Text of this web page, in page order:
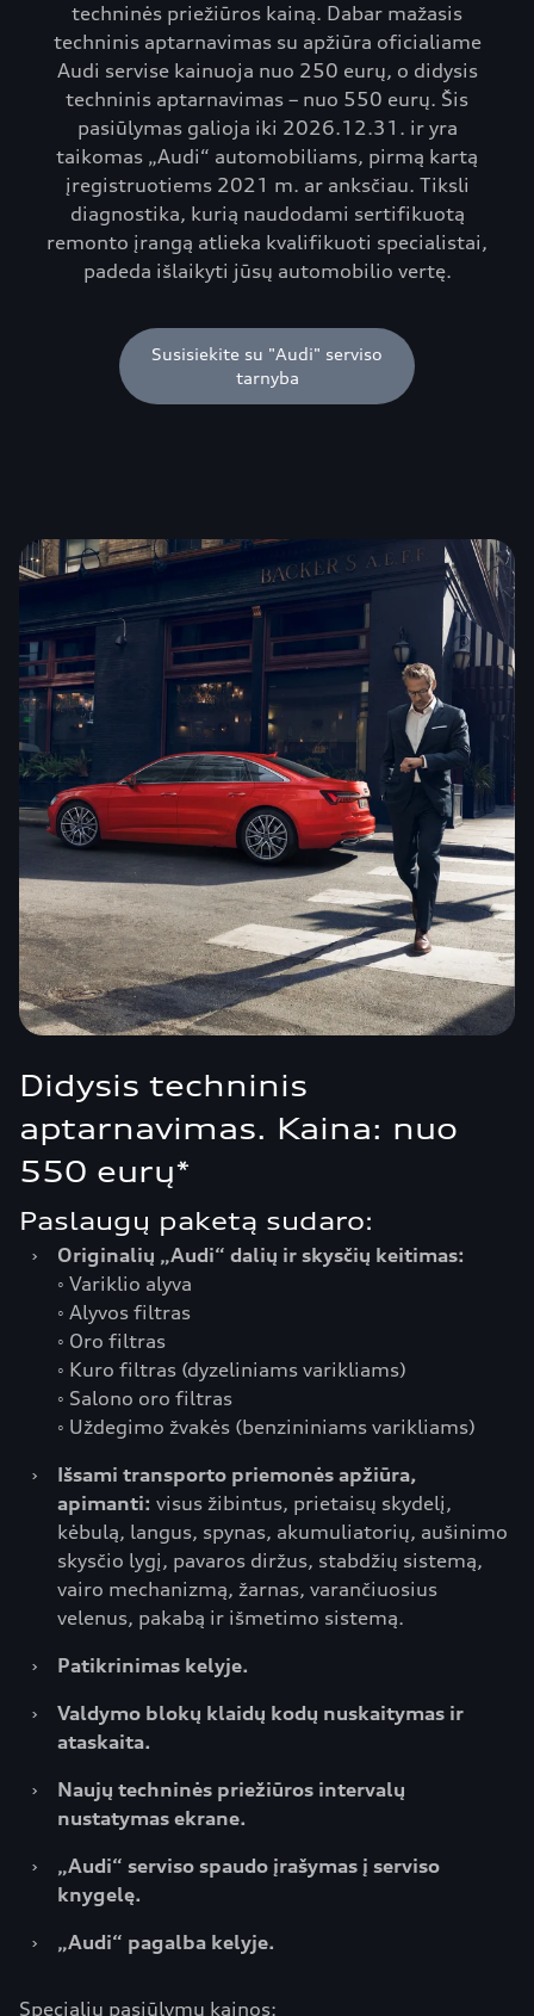
techninės priežiūros kainą. Dabar mažasis
techninis aptarnavimas su apžiūra oficialiame
Audi servise kainuoja nuo 250 eurų, o didysis
techninis aptarnavimas – nuo 550 eurų. Šis
pasiūlymas galioja iki 2026.12.31. ir yra
taikomas „Audi“ automobiliams, pirmą kartą
įregistruotiems 2021 m. ar anksčiau. Tiksli
diagnostika, kurią naudodami sertifikuotą
remonto įrangą atlieka kvalifikuoti specialistai,
padeda išlaikyti jūsų automobilio vertę.
Susisiekite su "Audi" serviso
tarnyba
Didysis techninis
aptarnavimas. Kaina: nuo
550 eurų*
Paslaugų paketą sudaro:
›
Originalių „Audi“ dalių ir skysčių keitimas:
◦ Variklio alyva
◦ Alyvos filtras
◦ Oro filtras
◦ Kuro filtras (dyzeliniams varikliams)
◦ Salono oro filtras
◦ Uždegimo žvakės (benzininiams varikliams)
›
Išsami transporto priemonės apžiūra,
apimanti: visus žibintus, prietaisų skydelį,
kėbulą, langus, spynas, akumuliatorių, aušinimo
skysčio lygį, pavaros diržus, stabdžių sistemą,
vairo mechanizmą, žarnas, varančiuosius
velenus, pakabą ir išmetimo sistemą.
›
Patikrinimas kelyje.
›
Valdymo blokų klaidų kodų nuskaitymas ir
ataskaita.
›
Naujų techninės priežiūros intervalų
nustatymas ekrane.
›
„Audi“ serviso spaudo įrašymas į serviso
knygelę.
›
„Audi“ pagalba kelyje.
Specialių pasiūlymų kainos: